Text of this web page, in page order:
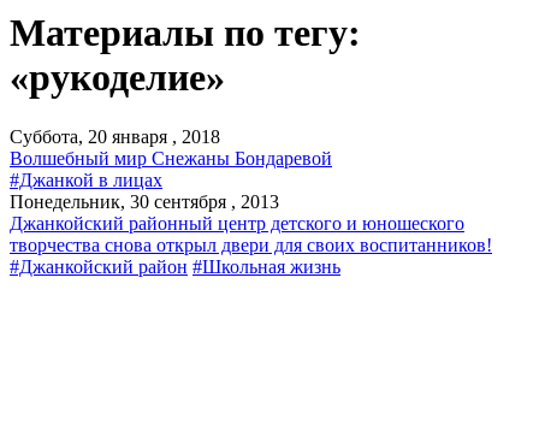
Материалы по тегу:
«рукоделие»
Суббота, 20 января , 2018
Волшебный мир Снежаны Бондаревой
#Джанкой в лицах
Понедельник, 30 сентября , 2013
Джанкойский районный центр детского и юношеского
творчества снова открыл двери для своих воспитанников!
#Джанкойский район #Школьная жизнь